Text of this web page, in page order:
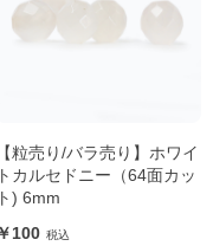
【粒売り/バラ売り】ホワイ
トカルセドニー（64面カッ
ト) 6mm
100